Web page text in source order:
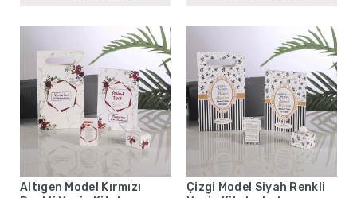
Altıgen Model Kırmızı
Çizgi Model Siyah Renkli